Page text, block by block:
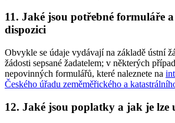
11. Jaké jsou potřebné formuláře
dispozici
Obvykle se údaje vydávají na základě ústní
žádosti sepsané žadatelem; v některých
nepovinných formulářů, které naleznete na
Českého úřadu zeměměřického a
12. Jaké jsou poplatky a jak je lze